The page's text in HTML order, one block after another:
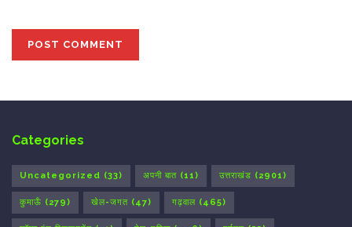
Categories
Uncategorized (33) अपनी बात (11) उत्तराखंड (2901)
कुमाऊँ (279) खेल-जगत (47) गढ़वाल (465)